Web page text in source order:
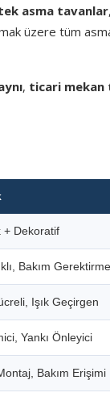
asma tavanlar,
üzere tüm
, ticari mekan
+ Dekoratif
Bakım
Işık Geçirgen
Yankı Önleyici
Bakım Erişimi